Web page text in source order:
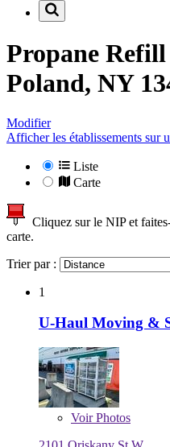
Propane
Poland, NY
Modifier
Afficher les établissements sur
Liste
Carte
Cliquez sur le NIP et
carte.
Trier par :
1
U-Haul Moving &
VoirPhotos